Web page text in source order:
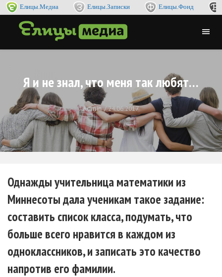
Елицы.Медиа Елицы.Записки Елицы.Фонд
Я и не знал, что меня так любят…
Admin 24.06.2017
Однажды учительница математики из
Миннесоты дала ученикам такое задание:
составить список класса, подумать, что
больше всего нравится в каждом из
одноклассников, и записать это качество
напротив его фамилии.